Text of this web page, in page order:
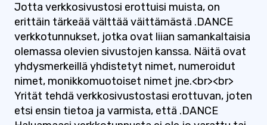
Jotta verkkosivustosi erottuisi muista, on
erittäin tärkeää välttää väittämästä .DANCE
verkkotunnukset, jotka ovat liian samankaltaisia ​​
olemassa olevien sivustojen kanssa. Näitä ovat
yhdysmerkeillä yhdistetyt nimet, numeroidut
nimet, monikkomuotoiset nimet jne.<br><br>
Yrität tehdä verkkosivustostasi erottuvan, joten
etsi ensin tietoa ja varmista, että .DANCE